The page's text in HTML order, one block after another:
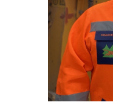
Контакты